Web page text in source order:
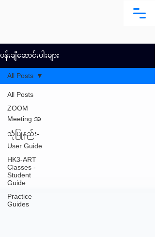
ပန်းချီဆောင်းပါးများ
All Posts
ZOOM
Meeting အ
သုံပြုနည်း-
User Guide
HK3-ART
Classes -
Student
Guide
Practice
Guides
All Posts